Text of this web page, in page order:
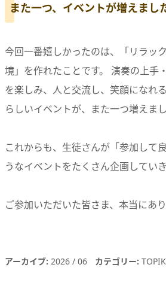
また一つ、イベントが増えまし
今回一番嬉しかったのは、「リラッ
境」を作れたことです。 演奏の上手
を楽しみ、人と交流し、笑顔になれ
らしいイベントが、また一つ増えま
これからも、生徒さんが「参加して
うなイベントをたくさん企画してい
ご参加いただいた皆さま、本当にあ
アーカイブ 2026 06 カテゴリー